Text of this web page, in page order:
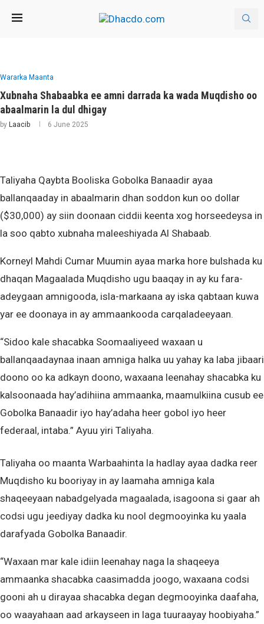
Wararka Maanta
Xubnaha Shabaabka ee amni darrada ka wada Muqdisho oo
abaalmarin la dul dhigay
by Laacib 6 June 2025
Taliyaha Qaybta Booliska Gobolka Banaadir ayaa
ballanqaaday in abaalmarin dhan soddon kun oo dollar
($30,000) ay siin doonaan ciddii keenta xog horseedeysa in
la soo qabto xubnaha maleeshiyada Al Shabaab.
Korneyl Mahdi Cumar Muumin ayaa marka hore bulshada ku
dhaqan Magaalada Muqdisho ugu baaqay in ay ku fara-
adeygaan amnigooda, isla-markaana ay iska qabtaan kuwa
yar ee doonaya in ay ammaankooda carqaladeeyaan.
“Sidoo kale shacabka Soomaaliyeed waxaan u
ballanqaadaynaa inaan amniga halka uu yahay ka laba jibaari
doono oo ka adkayn doono, waxaana leenahay shacabka ku
kalsoonaada hay’adihiina ammaanka, maamulkiina cusub ee
Gobolka Banaadir iyo hay’adaha heer gobol iyo heer
federaal, intaba.” Ayuu yiri Taliyaha.
Taliyaha oo maanta Warbaahinta la hadlay ayaa dadka reer
Muqdisho ku booriyay in ay laamaha amniga kala
shaqeeyaan nabadgelyada magaalada, isagoona si gaar ah
codsi ugu jeediyay dadka ku nool degmooyinka ku yaala
darafyada Gobolka Banaadir.
“Waxaan mar kale idiin leenahay naga la shaqeeya
ammaanka shacabka caasimadda joogo, waxaana codsi
gooni ah u dirayaa shacabka degan degmooyinka daafaha,
oo waayahaan aad arkayseen in laga tuuraayay hoobiyaha.”